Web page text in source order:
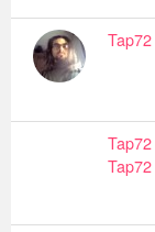
Tap72
Tap72
Tap72